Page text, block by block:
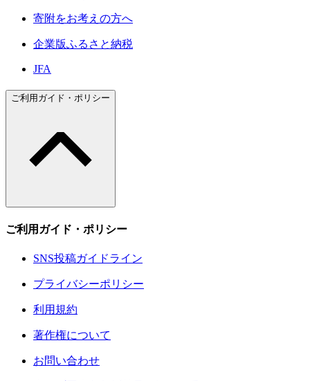
寄附をお考えの方へ
企業版ふるさと納税
JFA
ご利用ガイド・ポリシー
ご利用ガイド・ポリシー
SNS投稿ガイドライン
プライバシーポリシー
利用規約
著作権について
お問い合わせ